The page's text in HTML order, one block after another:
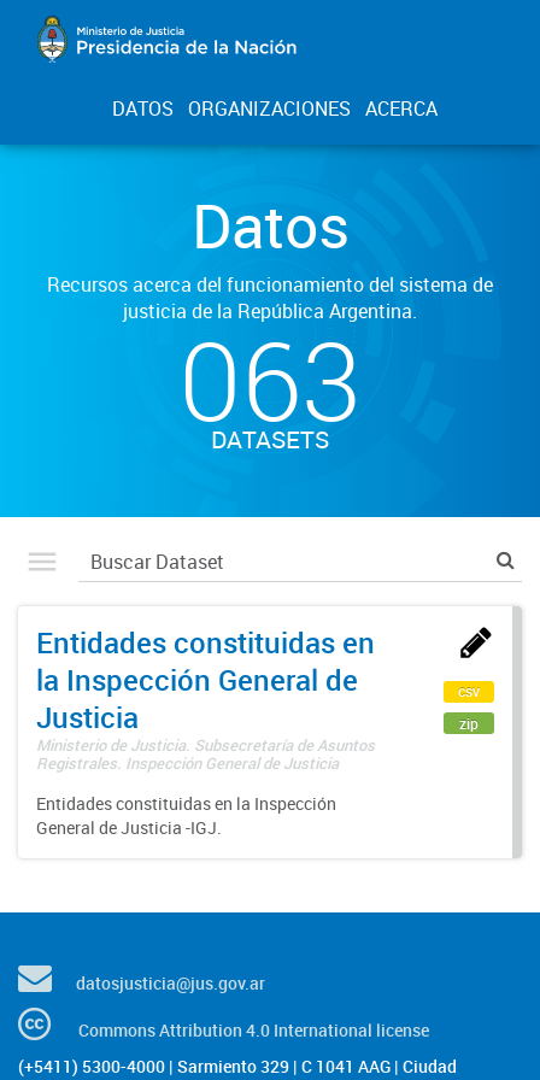
DATOS ORGANIZACIONES ACERCA
Datos
Recursos acerca del funcionamiento del sistema de
justicia de la República Argentina.
063
DATASETS
Entidades constituidas en
la Inspección General de
Justicia
Ministerio de Justicia. Subsecretaría de Asuntos
Registrales. Inspección General de Justicia
Entidades constituidas en la Inspección
General de Justicia -IGJ.
csv
zip
datosjusticia@jus.gov.ar
Commons Attribution 4.0 International license
(+5411) 5300-4000 | Sarmiento 329 | C 1041 AAG | Ciudad